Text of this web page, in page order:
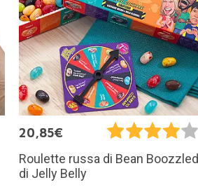
20,85€
Roulette russa di Bean Boozzled
di Jelly Belly